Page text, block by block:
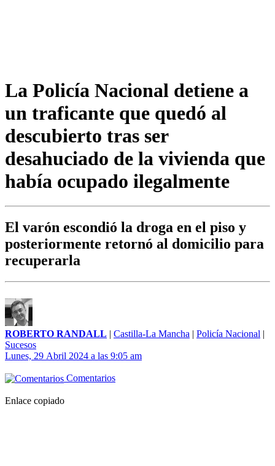
La Policía Nacional detiene a
un traficante que quedó al
descubierto tras ser
desahuciado de la vivienda que
había ocupado ilegalmente
El varón escondió la droga en el piso y
posteriormente retornó al domicilio para
recuperarla
ROBERTO RANDALL | Castilla-La Mancha | Policía Nacional |
Sucesos
Lunes, 29 Abril 2024 a las 9:05 am
Comentarios
Enlace copiado